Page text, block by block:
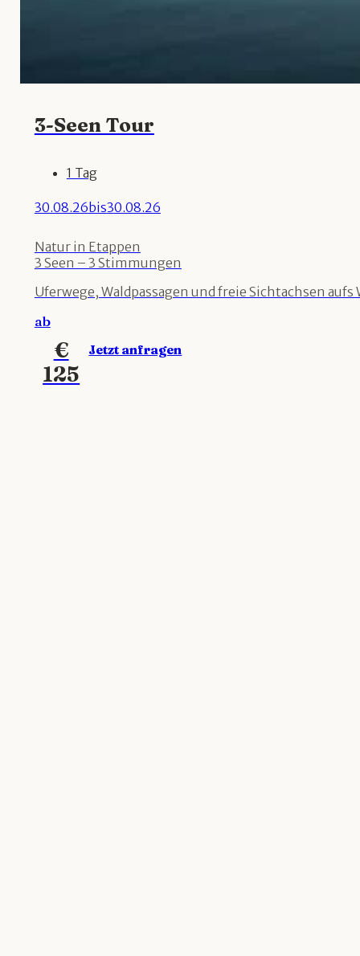
3-Seen Tour
1 Tag
30.08.26bis30.08.26
Natur in Etappen
3 Seen – 3 Stimmungen
Uferwege, Waldpassagen und freie Sichtachsen aufs
ab
€
125
Jetzt anfragen